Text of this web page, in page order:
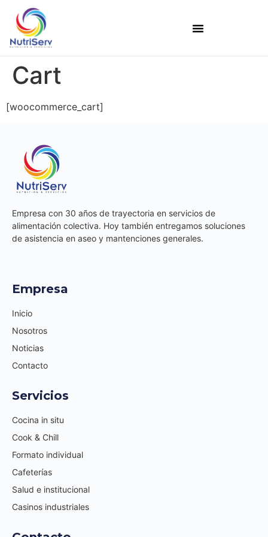
Cart
[woocommerce_cart]
Empresa con 30 años de trayectoria en servicios de
alimentación colectiva. Hoy también entregamos soluciones
de asistencia en aseo y mantenciones generales.
Empresa
Inicio
Nosotros
Noticias
Contacto
Servicios
Cocina in situ
Cook & Chill
Formato individual
Cafeterías
Salud e institucional
Casinos industriales